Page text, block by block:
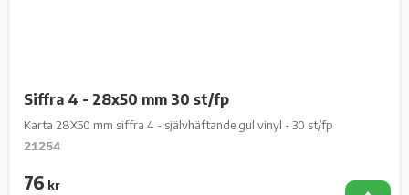
Siffra 4 - 28x50 mm 30 st/fp
Karta 28X50 mm siffra 4 - självhäftande gul vinyl - 30 st/fp
21254
76 kr